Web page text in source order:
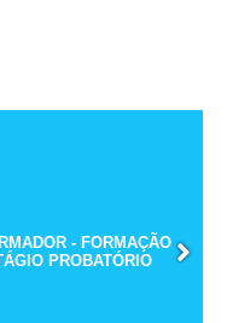
- FORMAÇÃO
PROBATÓRIO